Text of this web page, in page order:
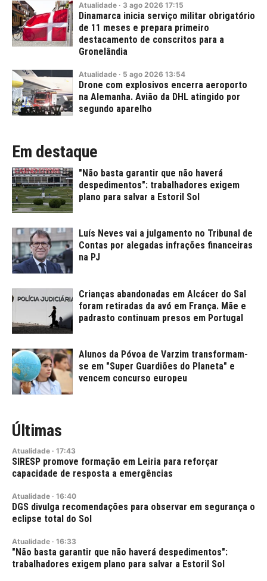
Atualidade · 3 ago 2026 17:15
Dinamarca inicia serviço militar obrigatório
de 11 meses e prepara primeiro
destacamento de conscritos para a
Gronelândia
Atualidade · 5 ago 2026 13:54
Drone com explosivos encerra aeroporto
na Alemanha. Avião da DHL atingido por
segundo aparelho
Em destaque
"Não basta garantir que não haverá
despedimentos": trabalhadores exigem
plano para salvar a Estoril Sol
Luís Neves vai a julgamento no Tribunal de
Contas por alegadas infrações financeiras
na PJ
Crianças abandonadas em Alcácer do Sal
foram retiradas da avó em França. Mãe e
padrasto continuam presos em Portugal
Alunos da Póvoa de Varzim transformam-
se em "Super Guardiões do Planeta" e
vencem concurso europeu
Últimas
Atualidade · 17:43
SIRESP promove formação em Leiria para reforçar
capacidade de resposta a emergências
Atualidade · 16:40
DGS divulga recomendações para observar em segurança o
eclipse total do Sol
Atualidade · 16:33
"Não basta garantir que não haverá despedimentos":
trabalhadores exigem plano para salvar a Estoril Sol